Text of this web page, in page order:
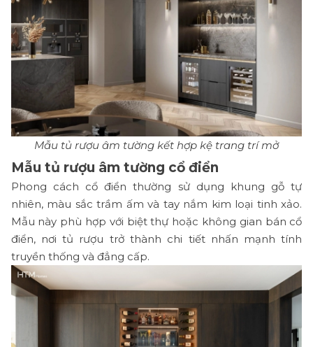
Mẫu tủ rượu âm tường kết hợp kệ trang trí mở
Mẫu tủ rượu âm tường cổ điển
Phong cách cổ điển thường sử dụng khung gỗ tự
nhiên, màu sắc trầm ấm và tay nắm kim loại tinh xảo.
Mẫu này phù hợp với biệt thự hoặc không gian bán cổ
điển, nơi tủ rượu trở thành chi tiết nhấn mạnh tính
truyền thống và đẳng cấp.